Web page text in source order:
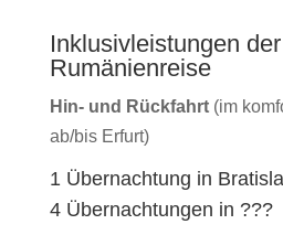
Inklusivleistungen der
Rumänienreise
Hin- und Rückfahrt(im
ab/bis Erfurt)
1 Übernachtung in
4 Übernachtungen in ???